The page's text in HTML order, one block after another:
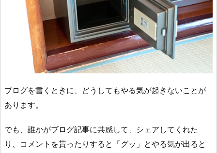
ブログを書くときに、どうしてもやる気が起きないことが
あります。
でも、誰かがブログ記事に共感して、シェアしてくれた
り、コメントを貰ったりすると「グッ」とやる気が出ると